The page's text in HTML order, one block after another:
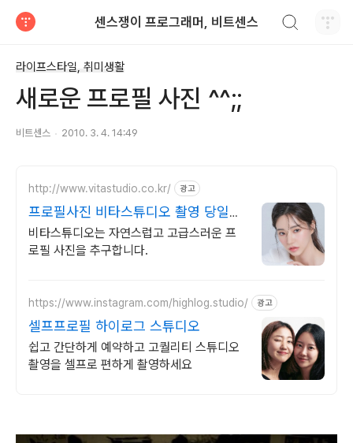
센스쟁이 프로그래머, 비트센스
라이프스타일, 취미생활
새로운 프로필 사진 ^^;;
비트센스 2010. 3. 4. 14:49
http://www.vitastudio.co.kr/ 광고
프로필사진 비타스튜디오 촬영 당일
1:1 사진수정
비타스튜디오는 자연스럽고 고급스러운 프
로필 사진을 추구합니다.
https://www.instagram.com/highlog.studio/ 광고
셀프프로필 하이로그 스튜디오
쉽고 간단하게 예약하고 고퀄리티 스튜디오
촬영을 셀프로 편하게 촬영하세요